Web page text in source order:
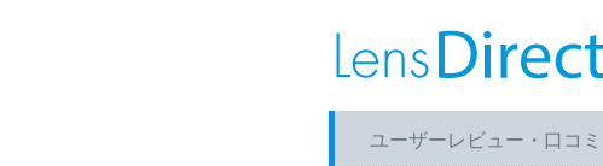
ユーザーレビュー・口コミ